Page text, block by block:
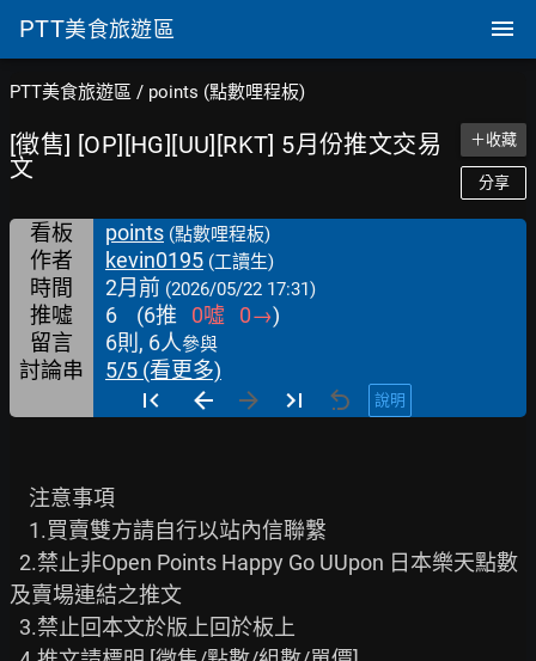
PTT美食旅遊區
PTT美食旅遊區 / points (點數哩程板)
[徵售] [OP][HG][UU][RKT] 5月份推文交易
文
＋收藏
分享
看板 points (點數哩程板)
作者 kevin0195 (工讀生)
時間 2月前 (2026/05/22 17:31)
推噓 6 (6推 0噓 0→)
留言
6則, 6人參與
討論串 5/5 (看更多)
說明
及賣場連結之推文